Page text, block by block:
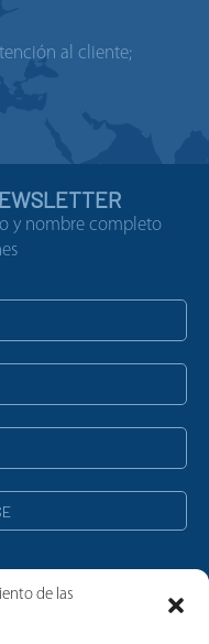
de las
al cliente;
y nombre completo